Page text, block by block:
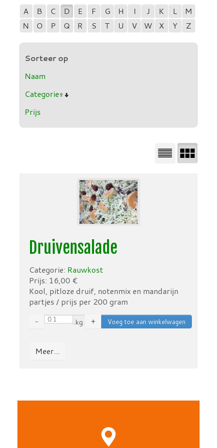
A B C D E F G H I J K L
M
N
O P Q R S T U V W X Y Z
Sorteer op
Naam
Categorie
Prijs
Druivensalade
Categorie: Rauwkost
Prijs: 16,00 €
Kool, pitloze druif, notenmix en mandarijn
partjes / prijs per 200 gram
− kg +
Meer...